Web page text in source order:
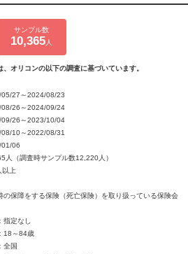
サンプル数
10,365 人
オリコンの以下の調査に基づいています。
05/27～2024/08/23
08/26～2024/09/24
09/26～2023/10/04
10～2022/08/31
06
人（調査時サンプル数12,220人）
以上
の保障をする保険（死亡保険）を取り扱っている保険会
指定なし
18～84歳
全国